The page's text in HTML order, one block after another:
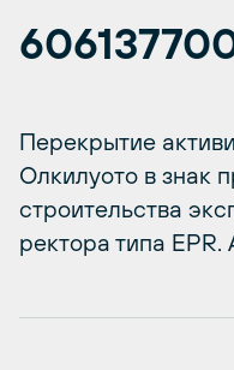
Перекрытие
Олкилуото в знак
строительства
ректора типа EPR.